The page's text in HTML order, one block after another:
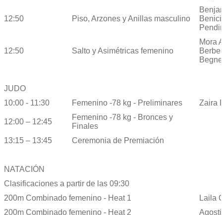
12:50 Piso, Arzones y Anillas masculino
12:50 Salto y Asimétricas femenino
Mora
JUDO
10:00 - 11:30
Femenino -78 kg - Preliminares Zaira
12:00 – 12:45
Femenino -78 kg - Bronces y
Finales
13:15 – 13:45
Ceremonia de Premiación
NATACIÓN
Clasificaciones a partir de las 09:30
200m Combinado femenino - Heat 1
Laila
200m Combinado femenino - Heat 2